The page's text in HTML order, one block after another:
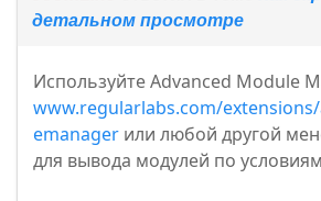
детальном просмотре
Используйте Advanced Module
www.regularlabs.com/
emanager или любой другой
для вывода модулей по